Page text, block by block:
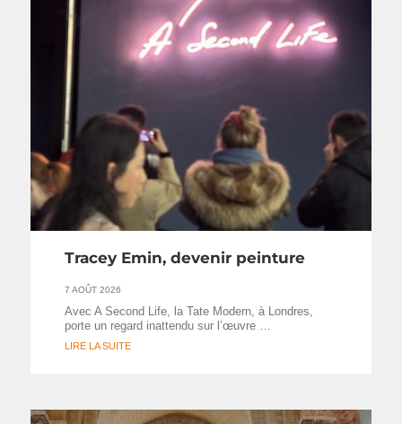
Tracey Emin, devenir peinture
7 AOÛT 2026
Avec A Second Life, la Tate Modern, à Londres,
porte un regard inattendu sur l’œuvre …
LIRE LA SUITE